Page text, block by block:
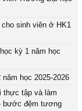
sinh viên ở HK1
kỳ 1 năm học
học 2025-2026
thực tập và làm
bước đệm tương